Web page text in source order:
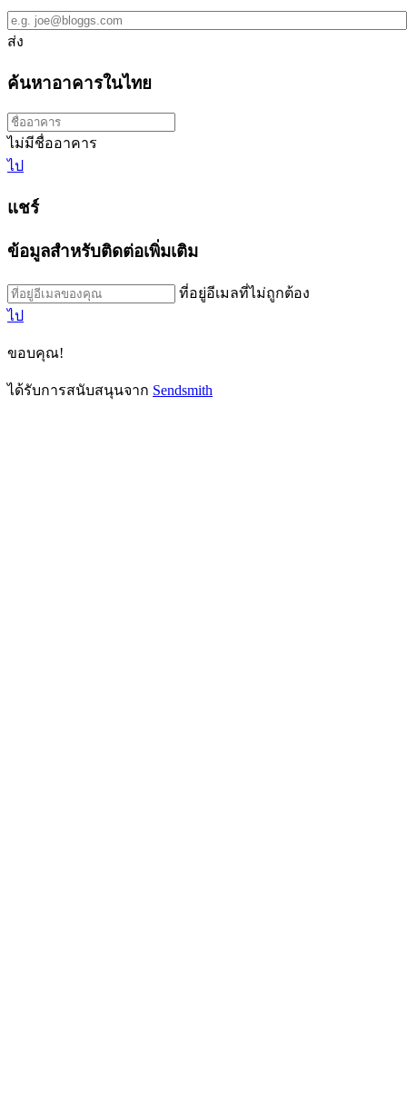
ส่ง
ค้นหาอาคารในไทย
ไม่มีชื่ออาคาร
ไป
แชร์
ข้อมูลสำหรับติดต่อเพิ่มเติม
ที่อยู่อีเมลที่ไม่ถูกต้อง
ไป
ขอบคุณ!
ได้รับการสนับสนุนจาก Sendsmith